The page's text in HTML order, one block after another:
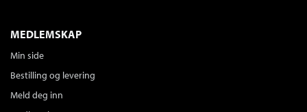
MEDLEMSKAP
Min side
Bestilling og levering
Meld deg inn